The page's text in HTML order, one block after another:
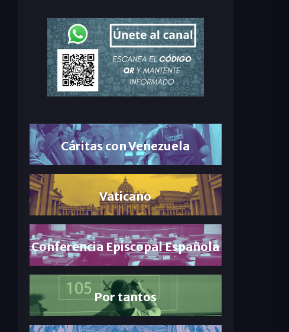
Cáritas con Venezuela
Vaticano
Conferencia Episcopal Española
Por tantos